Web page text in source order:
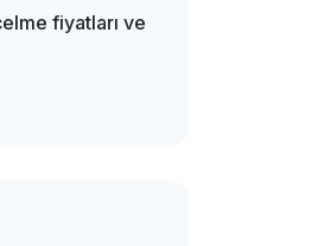
fiyatları ve